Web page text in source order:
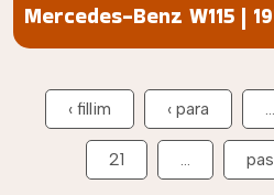
Mercedes-Benz W115 |
Pagination
‹ fillim First page
‹ para …
21 … pas